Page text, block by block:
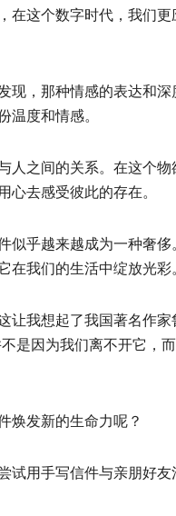
在这个数字时代，我们
现，那种情感的表达和
温度和情感。
人之间的关系。在这个
心去感受彼此的存在。
似乎越来越成为一种奢
在我们的生活中绽放光彩
我想起了我国著名作家
是因为我们离不开它，
焕发新的生命力呢？
用手写信件与亲朋好友